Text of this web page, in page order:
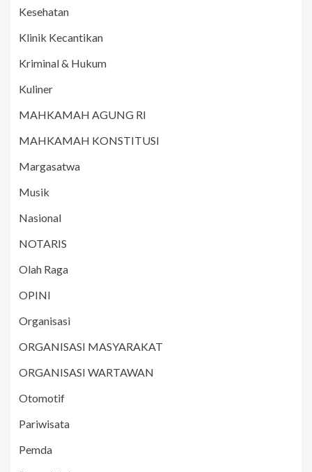
Kesehatan
Klinik Kecantikan
Kriminal & Hukum
Kuliner
MAHKAMAH AGUNG RI
MAHKAMAH KONSTITUSI
Margasatwa
Musik
Nasional
NOTARIS
Olah Raga
OPINI
Organisasi
ORGANISASI MASYARAKAT
ORGANISASI WARTAWAN
Otomotif
Pariwisata
Pemda